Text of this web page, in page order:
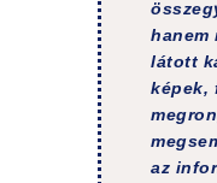
hanem
látott
képek,
az